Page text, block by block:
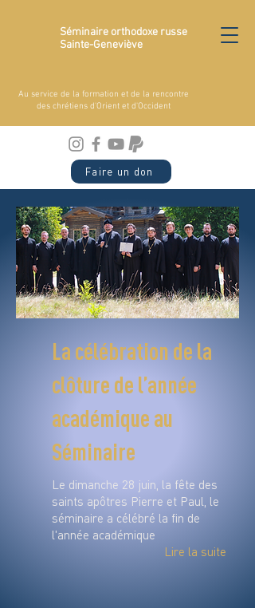
Séminaire orthodoxe russe
Sainte-Geneviève
Au service de la formation et de la rencontre
des chrétiens d'Orient et d'Occident
Faire un don
La célébration de la
clôture de l’année
académique au
Séminaire
Le dimanche 28 juin, la fête des
saints apôtres Pierre et Paul, le
séminaire a célébré la fin de
l'année académique
Lire la suite